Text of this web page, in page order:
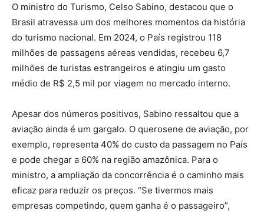
O ministro do Turismo, Celso Sabino, destacou que o
Brasil atravessa um dos melhores momentos da história
do turismo nacional. Em 2024, o País registrou 118
milhões de passagens aéreas vendidas, recebeu 6,7
milhões de turistas estrangeiros e atingiu um gasto
médio de R$ 2,5 mil por viagem no mercado interno.
Apesar dos números positivos, Sabino ressaltou que a
aviação ainda é um gargalo. O querosene de aviação, por
exemplo, representa 40% do custo da passagem no País
e pode chegar a 60% na região amazônica. Para o
ministro, a ampliação da concorrência é o caminho mais
eficaz para reduzir os preços. “Se tivermos mais
empresas competindo, quem ganha é o passageiro”,